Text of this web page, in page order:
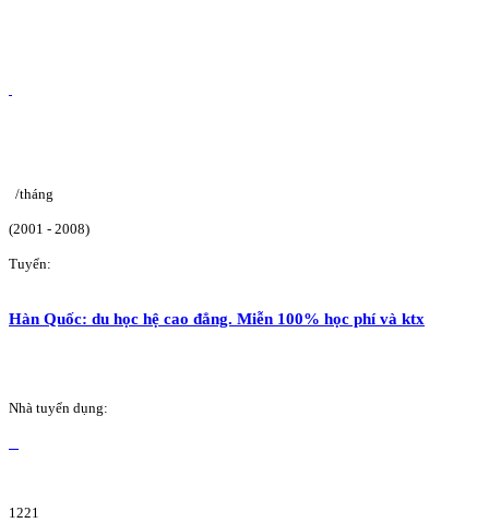
/tháng
(2001 - 2008)
Tuyển:
Hàn Quốc: du học hệ cao đẳng. Miễn 100% học phí và ktx
Nhà tuyển dụng:
1221